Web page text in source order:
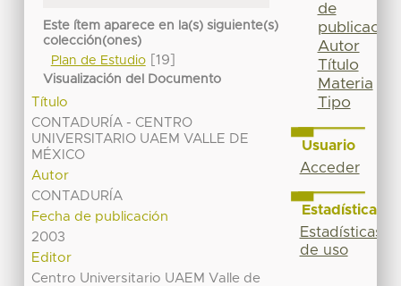
Este ítem aparece en la(s) siguiente(s)
colección(ones)
Plan de Estudio[19]
Visualización del Documento
Título
CONTADURÍA - CENTRO
UNIVERSITARIO UAEM VALLE DE
MÉXICO
Autor
CONTADURÍA
Fecha de publicación
2003
Editor
Centro Universitario UAEM Valle de
de
publicación
Autor
Título
Materia
Tipo
Usuario
Acceder
Estadísticas
Estadísticas
de uso